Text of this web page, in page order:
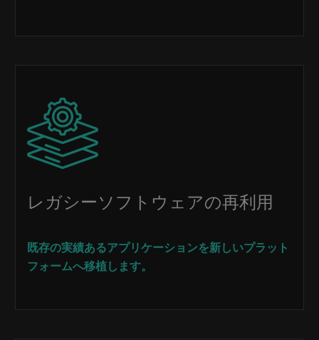
Image
レガシーソフトウェアの再利用
既存の実績あるアプリケーションを新しいプラット
フォームへ移植します。